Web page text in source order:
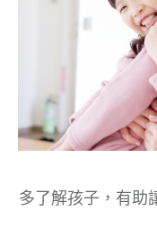
多了解孩子，有助